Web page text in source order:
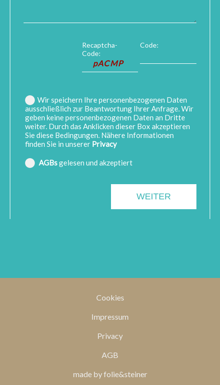
Recaptcha-
Code:
Code:
Wir speichern Ihre personenbezogenen Daten
ausschließlich zur Beantwortung Ihrer Anfrage. Wir
geben keine personenbezogenen Daten an Dritte
weiter. Durch das Anklicken dieser Box akzeptieren
Sie diese Bedingungen. Nähere Informationen
finden Sie in unserer Privacy
AGBsgelesen und akzeptiert
Cookies
Impressum
Privacy
AGB
made by folie&steiner